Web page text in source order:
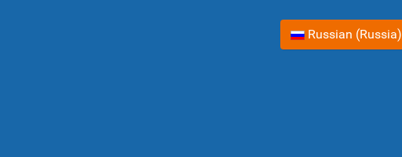
Выберите язык
Russian (Russia)